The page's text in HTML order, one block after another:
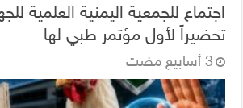
اجتماع للجمعية اليمنية العلمية
تحضيراً لأول مؤتمر طبي لها